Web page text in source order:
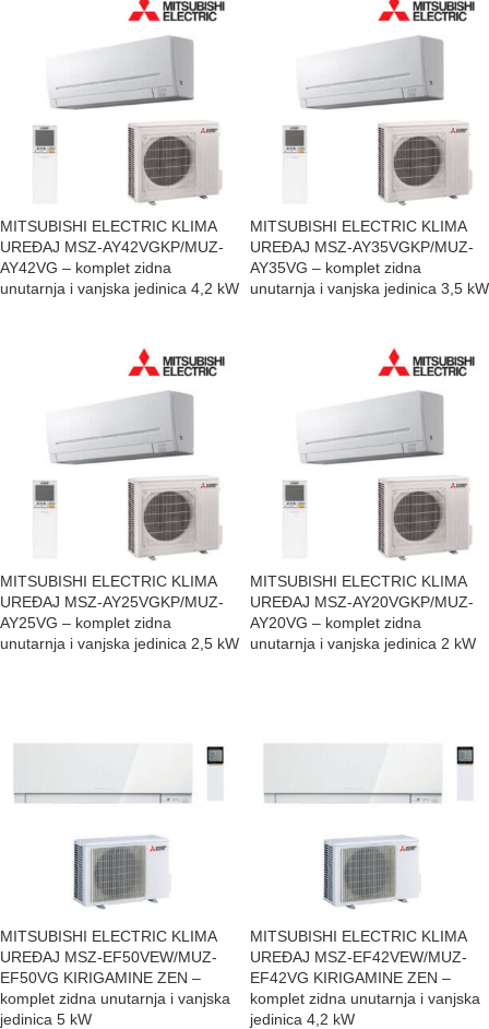
MITSUBISHI ELECTRIC KLIMA
UREĐAJ MSZ-AY42VGKP/MUZ-
AY42VG – komplet zidna
unutarnja i vanjska jedinica 4,2 kW
MITSUBISHI ELECTRIC KLIMA
UREĐAJ MSZ-AY35VGKP/MUZ-
AY35VG – komplet zidna
unutarnja i vanjska jedinica 3,5 kW
MITSUBISHI ELECTRIC KLIMA
UREĐAJ MSZ-AY25VGKP/MUZ-
AY25VG – komplet zidna
unutarnja i vanjska jedinica 2,5 kW
MITSUBISHI ELECTRIC KLIMA
UREĐAJ MSZ-AY20VGKP/MUZ-
AY20VG – komplet zidna
unutarnja i vanjska jedinica 2 kW
MITSUBISHI ELECTRIC KLIMA
UREĐAJ MSZ-EF50VEW/MUZ-
EF50VG KIRIGAMINE ZEN –
komplet zidna unutarnja i vanjska
jedinica 5 kW
MITSUBISHI ELECTRIC KLIMA
UREĐAJ MSZ-EF42VEW/MUZ-
EF42VG KIRIGAMINE ZEN –
komplet zidna unutarnja i vanjska
jedinica 4,2 kW